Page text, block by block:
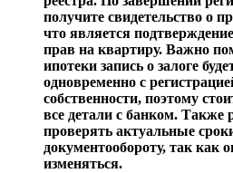
получите свидетельство о
что является
прав на квартиру. Важно
ипотеки запись о залоге
одновременно с
собственности, поэтому
все детали с банком. Также
проверять актуальные
документообороту, так как
изменяться.